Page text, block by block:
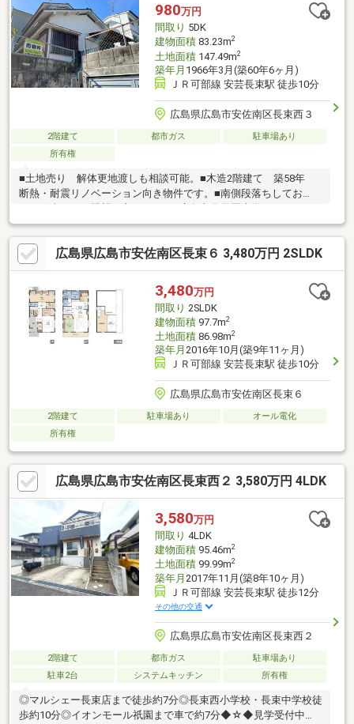
980万円
間取り 5DK
建物面積83.23m2
土地面積147.49m2
築年月 1966年3月(築60年6ヶ月)
ＪＲ可部線 安芸長束駅 徒歩10分
広島県広島市安佐南区長束西３
2階建て 都市ガス
駐車場あり
所有権
■土地売り 解体更地渡しも相談可能。■木造2階建て 築58年
断熱・耐震リノベーション向き物件です。■南側段落ちしてお
の住宅地です。■長束西中学校 徒歩8分 約550m■長束小学校
徒歩8分 約550m■フレスタ長束店 徒歩13分 約1000m■ローソ
ン広島長束五丁目店 徒歩9分 約750m■ＪＲ安芸長束駅 徒歩
約10分 ■第一祇園ヶ丘停歩1分
広島県広島市安佐南区長束６ 3,480万円 2SLDK
3,480万円
間取り 2SLDK
建物面積97.7m2
土地面積86.98m2
築年月 2016年10月(築9年11ヶ月)
ＪＲ可部線 安芸長束駅 徒歩10分
広島県広島市安佐南区長束６
2階建て 駐車場あり
オール電化
所有権
広島県広島市安佐南区長束西２ 3,580万円 4LDK
3,580万円
間取り 4LDK
建物面積95.46m2
土地面積99.99m2
築年月 2017年11月(築8年10ヶ月)
ＪＲ可部線 安芸長束駅 徒歩12分
その他の交通
広島県広島市安佐南区長束西２
2階建て 都市ガス
駐車場あり
駐車2台
システムキッチン 所有権
◎マルシェー長束店まで徒歩約7分◎長束西小学校・長束中学校徒
歩約10分◎イオンモール祇園まで車で約7分◆☆◆見学受付中